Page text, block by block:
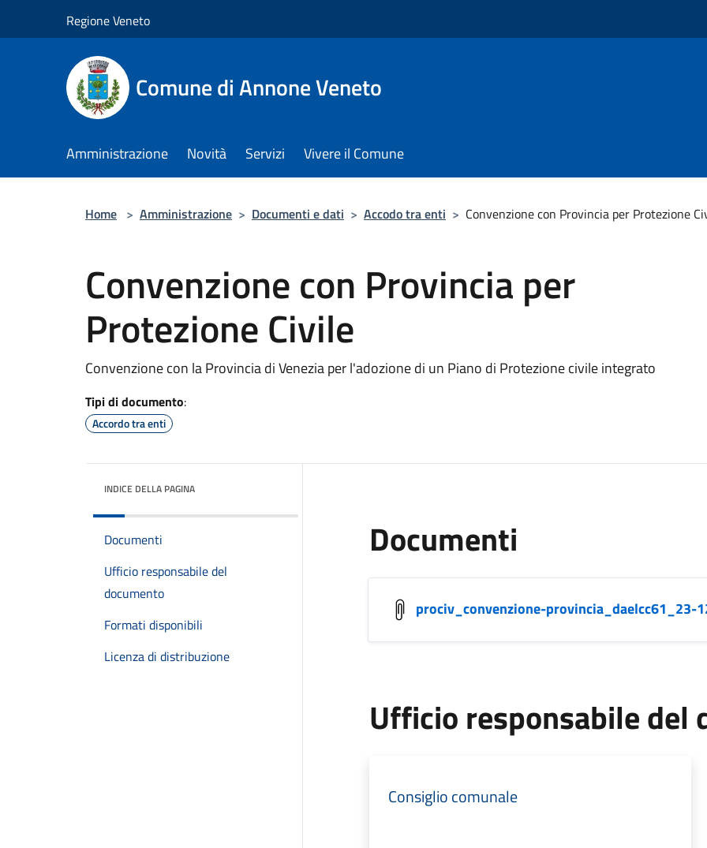
Regione Veneto
Comune di Annone Veneto
Amministrazione Novità Servizi Vivere il Comune
Home > Amministrazione > Documenti e dati > Accodo tra enti > Convenzione con Provincia per Protezione
Convenzione con Provincia per
Protezione Civile
Convenzione con la Provincia di Venezia per l'adozione di un Piano di Protezione civile integrato
Tipi di documento:
Accordo tra enti
INDICE DELLA PAGINA
Documenti
Ufficio responsabile del
documento
Formati disponibili
Licenza di distribuzione
Documenti
prociv_convenzione-provincia_daelcc61_23-
Ufficio responsabile del
Consiglio comunale